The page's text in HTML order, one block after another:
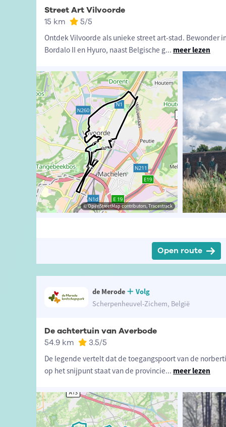
Street Art Vilvoorde
15 km 5/5
Ontdek Vilvoorde als unieke street art-stad. Bewonder
Bordalo II en Hyuro, naast Belgische g... meer lezen
© OpenStreetMap contributors, Tracestrack
Open route
Tracestrack © Toerisme Herselt
de Merode
Volg
Scherpenheuvel-Zichem, België
De achtertuin van Averbode
54.9 km 3.5/5
De legende vertelt dat de toegangspoort van de
op het snijpunt staat van de provincie... meer lezen